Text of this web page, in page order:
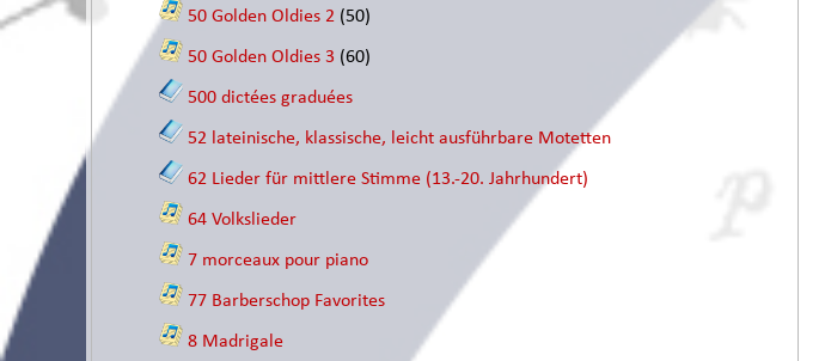
50 Golden Oldies 2 (50)
50 Golden Oldies 3 (60)
500 dictées graduées
52 lateinische, klassische, leicht ausführbare Motetten
62 Lieder für mittlere Stimme (13.-20. Jahrhundert)
64 Volkslieder
7 morceaux pour piano
77 Barberschop Favorites
8 Madrigale